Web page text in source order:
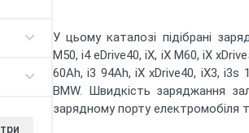
з
У цьому каталозі підібрані
M50, i4 eDrive40, iX, iX M60, iX
60Ah, i3 94Ah, iX xDrive40, iX3, i3s
BMW. Швидкість заряджання
зарядному порту електромобіля